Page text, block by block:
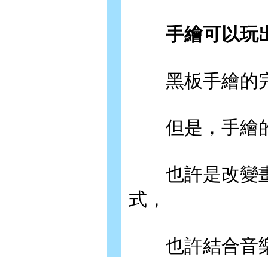
手繪可以玩出
黑板手繪的
但是，手繪的
也許是改變畫
式，
也許結合音樂